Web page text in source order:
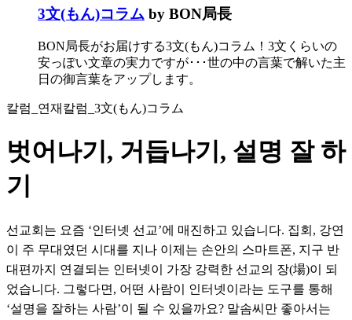
3文(もん)コラム by BON局長
BON局長がお届けする3文(もん)コラム！3文くらいの
安っぽい文章の実力ですが･･･世の中の言葉で解いた主
日の御言葉をアップします。
칼럼_연재칼럼_3文(もん)コラム
벗어나기, 거듭나기, 설명 잘 하
기
선교회는 요즘 ‘인터넷 선교’에 매진하고 있습니다. 집회, 강연
이 주 무대였던 시대를 지나 이제는 손안의 스마트폰, 지구 반
대편까지 연결되는 인터넷이 가장 강력한 선교의 장(場)이 되
었습니다. 그렇다면, 어떤 사람이 인터넷이라는 도구를 통해
‘설명을 잘하는 사람’이 될 수 있을까요? 말솜씨만 좋아서는